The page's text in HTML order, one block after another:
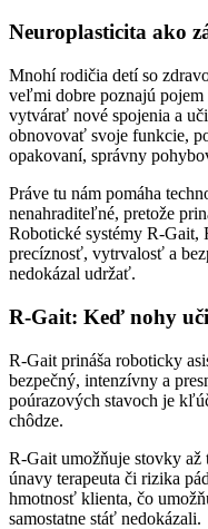
Neuroplasticita ako
Mnohí rodičia detí so
veľmi dobre poznajú pojem
vytvárať nové spojenia a
obnovovať svoje funkcie,
opakovaní, správny
Práve tu nám pomáha
nenahraditeľné, pretože
Robotické systémy R-Gait,
precíznosť, vytrvalosť a
nedokázal udržať.
R-Gait: Keď nohy
R-Gait prináša roboticky
bezpečný, intenzívny a
poúrazových stavoch je
chôdze.
R-Gait umožňuje stovky až
únavy terapeuta či rizika
hmotnosť klienta, čo
samostatne stáť nedokázali.